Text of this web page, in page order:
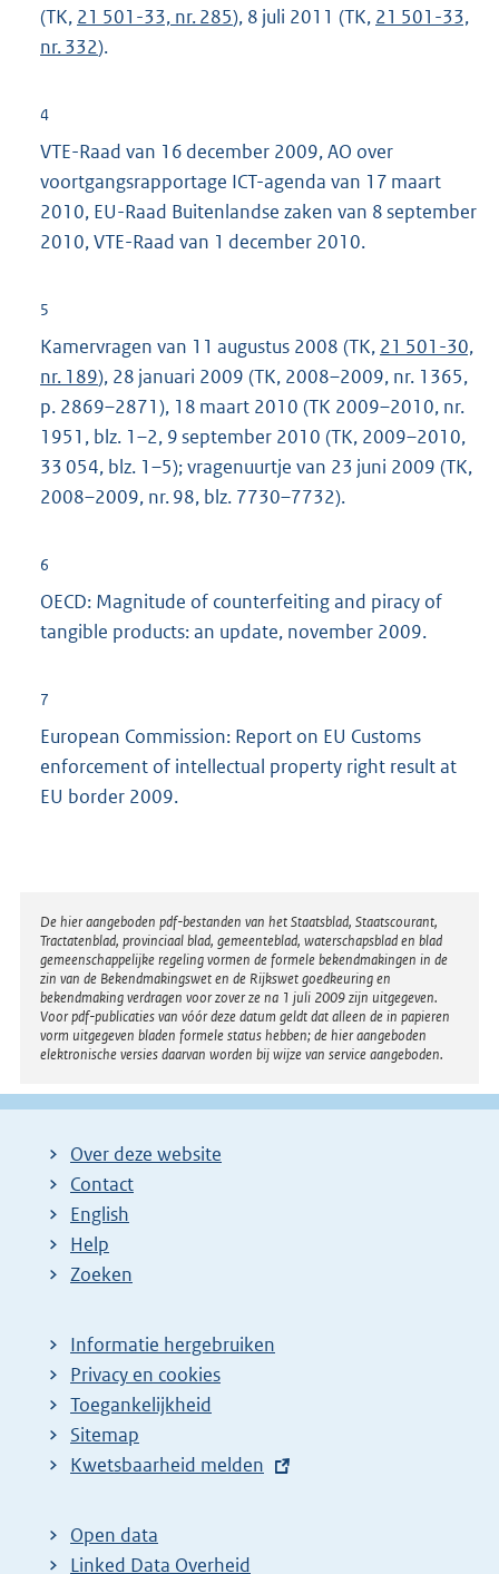
(TK, 21 501-33, nr. 285), 8 juli 2011 (TK, 21 501-33,
nr. 332).
4
VTE-Raad van 16 december 2009, AO over
voortgangsrapportage ICT-agenda van 17 maart
2010, EU-Raad Buitenlandse zaken van 8 september
2010, VTE-Raad van 1 december 2010.
5
Kamervragen van 11 augustus 2008 (TK, 21 501-30,
nr. 189), 28 januari 2009 (TK, 2008–2009, nr. 1365,
p. 2869–2871), 18 maart 2010 (TK 2009–2010, nr.
1951, blz. 1–2, 9 september 2010 (TK, 2009–2010,
33 054, blz. 1–5); vragenuurtje van 23 juni 2009 (TK,
2008–2009, nr. 98, blz. 7730–7732).
6
OECD: Magnitude of counterfeiting and piracy of
tangible products: an update, november 2009.
7
European Commission: Report on EU Customs
enforcement of intellectual property right result at
EU border 2009.
Disclaimer
De hier aangeboden pdf-bestanden van het Staatsblad, Staatscourant,
Tractatenblad, provinciaal blad, gemeenteblad, waterschapsblad en blad
gemeenschappelijke regeling vormen de formele bekendmakingen in de
zin van de Bekendmakingswet en de Rijkswet goedkeuring en
bekendmaking verdragen voor zover ze na 1 juli 2009 zijn uitgegeven.
Voor pdf-publicaties van vóór deze datum geldt dat alleen de in papieren
vorm uitgegeven bladen formele status hebben; de hier aangeboden
elektronische versies daarvan worden bij wijze van service aangeboden.
Over deze website
Contact
English
Help
Zoeken
Informatie hergebruiken
Privacy en cookies
Toegankelijkheid
Sitemap
E
t
e
Kwetsbaarheid melden
Open data
Linked Data Overheid